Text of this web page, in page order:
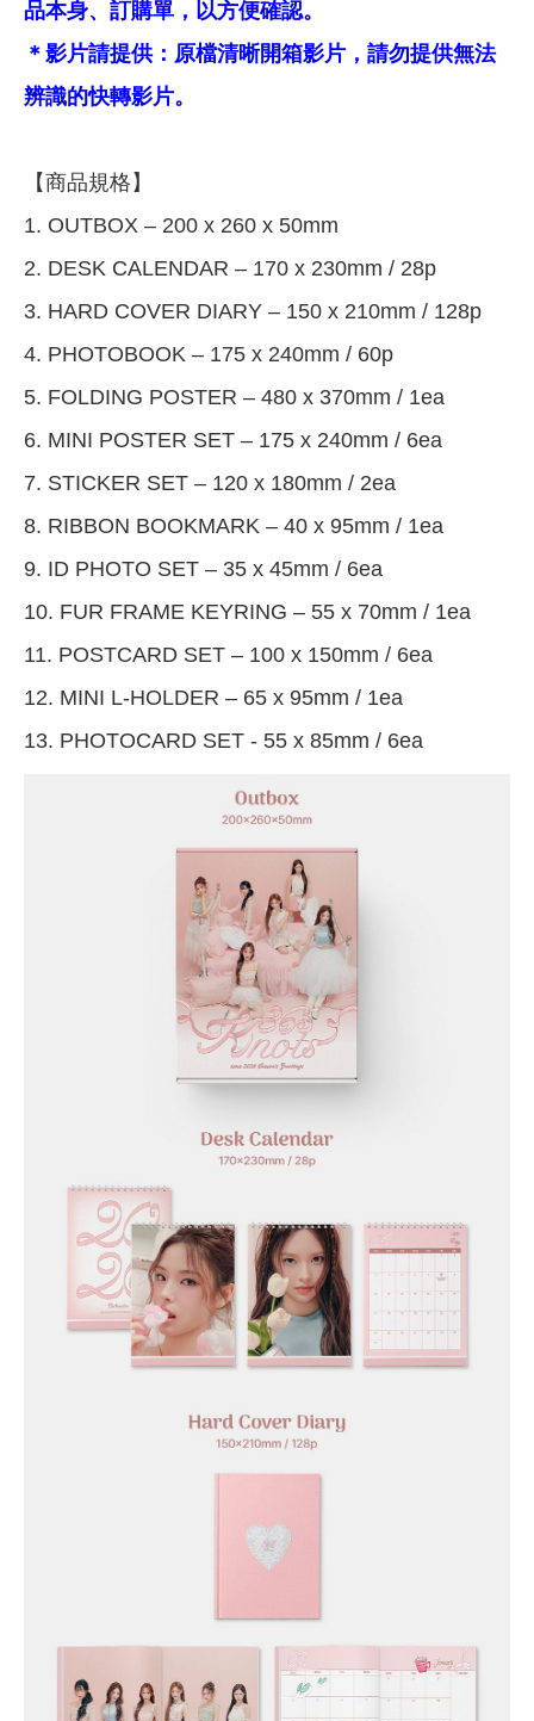
品本身、訂購單，以方便確認。
＊影片請提供：原檔清晰開箱影片，請勿提供無法
辨識的快轉影片。
【商品規格】
1. OUTBOX – 200 x 260 x 50mm
2. DESK CALENDAR – 170 x 230mm / 28p
3. HARD COVER DIARY – 150 x 210mm / 128p
4. PHOTOBOOK – 175 x 240mm / 60p
5. FOLDING POSTER – 480 x 370mm / 1ea
6. MINI POSTER SET – 175 x 240mm / 6ea
7. STICKER SET – 120 x 180mm / 2ea
8. RIBBON BOOKMARK – 40 x 95mm / 1ea
9. ID PHOTO SET – 35 x 45mm / 6ea
10. FUR FRAME KEYRING – 55 x 70mm / 1ea
11. POSTCARD SET – 100 x 150mm / 6ea
12. MINI L-HOLDER – 65 x 95mm / 1ea
13. PHOTOCARD SET - 55 x 85mm / 6ea